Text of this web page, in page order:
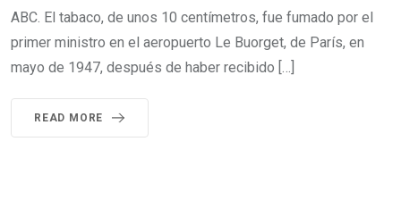
ABC. El tabaco, de unos 10 centímetros, fue fumado por el
primer ministro en el aeropuerto Le Buorget, de París, en
mayo de 1947, después de haber recibido […]
READ MORE